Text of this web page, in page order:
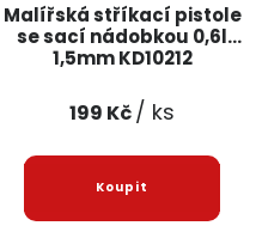
Malířská stříkací pistole
se sací nádobkou 0,6l
1,5mm KD10212
199 Kč/ ks